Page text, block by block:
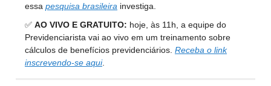
essa pesquisa brasileira investiga.
✅ AO VIVO E GRATUITO: hoje, às 11h, a equipe do
Previdenciarista vai ao vivo em um treinamento sobre
cálculos de benefícios previdenciários. Receba o link
inscrevendo-se aqui.